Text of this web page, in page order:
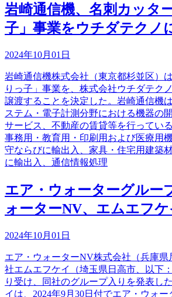
岩崎通信機、名刺カッタ
子」事業をウチダテクノ
2024年10月01日
岩崎通信機株式会社（東京都杉並区）
りっ子」事業を、株式会社ウチダテク
譲渡することを決定した。岩崎通信機
ステム・電子計測分野における機器の
サービス、不動産の賃貸等を行ってい
事務用・教育用・印刷用および医療用
守ならびに輸出入、家具・住宅用建築
に輸出入、通信情報処理
エア・ウォーターグルー
ォーターNV、エムエフ
2024年10月01日
エア・ウォーターNV株式会社（兵庫県
社エムエフケイ（埼玉県日高市、以下
り受け、同社のグループ入りを発表し
イは、2024年9月30日付でエア・ウォ